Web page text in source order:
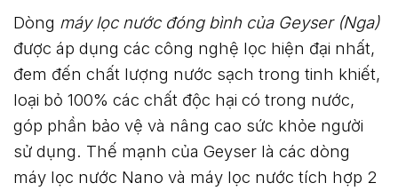
Dòng máy lọc nước đóng bình của Geyser (Nga)
được áp dụng các công nghệ lọc hiện đại nhất,
đem đến chất lượng nước sạch trong tinh khiết,
loại bỏ 100% các chất độc hại có trong nước,
góp phần bảo vệ và nâng cao sức khỏe người
sử dụng. Thế mạnh của Geyser là các dòng
máy lọc nước Nano và máy lọc nước tích hợp 2